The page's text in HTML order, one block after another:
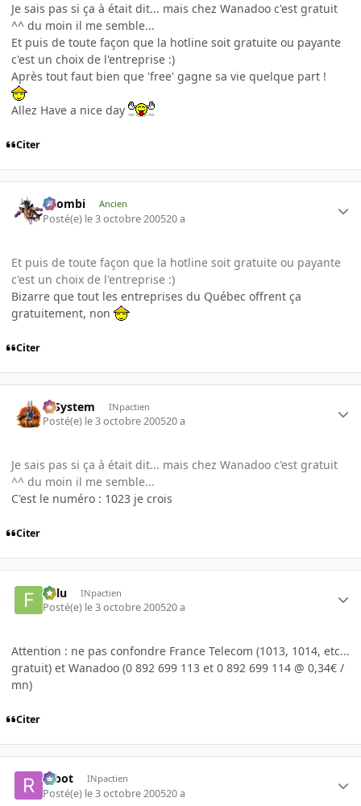
Je sais pas si ça à était dit... mais chez Wanadoo c'est gratuit
^^ du moin il me semble...
Et puis de toute façon que la hotline soit gratuite ou payante
c'est un choix de l'entreprise :)
Après tout faut bien que 'free' gagne sa vie quelque part !
Allez Have a nice day
Citer
XZombi Ancien
Posté(e) le 3 octobre 200520 a
Et puis de toute façon que la hotline soit gratuite ou payante
c'est un choix de l'entreprise :)
Bizarre que tout les entreprises du Québec offrent ça
gratuitement, non
Citer
X-System INpactien
Posté(e) le 3 octobre 200520 a
Je sais pas si ça à était dit... mais chez Wanadoo c'est gratuit
^^ du moin il me semble...
C'est le numéro : 1023 je crois
Citer
Fulu INpactien
Posté(e) le 3 octobre 200520 a
Attention : ne pas confondre France Telecom (1013, 1014, etc...
gratuit) et Wanadoo (0 892 699 113 et 0 892 699 114 @ 0,34€ /
mn)
Citer
rabot INpactien
Posté(e) le 3 octobre 200520 a